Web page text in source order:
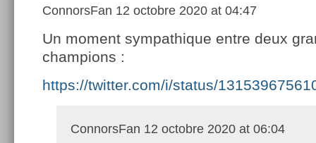
ConnorsFan 12 octobre 2020 at 04:47
Un moment sympathique entre deux
champions :
https://twitter.com/i/status/
ConnorsFan 12 octobre 2020 at 06:04